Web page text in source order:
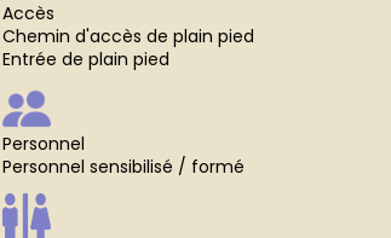
Accès
Chemin d'accès de plain pied
Entrée de plain pied
Personnel
Personnel sensibilisé / formé